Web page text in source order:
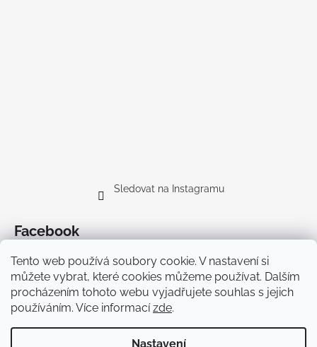
Tento web používá soubory cookie. V nastavení si
můžete vybrat, které cookies můžeme používat. Dalším
procházením tohoto webu vyjadřujete souhlas s jejich
používáním. Více informacízde.
Nastavení
Sledovat na Instagramu
Facebook
Doprava